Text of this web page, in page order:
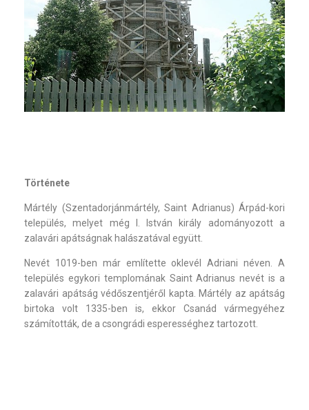
Története
Mártély (Szentadorjánmártély, Saint Adrianus) Árpád-kori
település, melyet még I. István király adományozott a
zalavári apátságnak halászatával együtt.
Nevét 1019-ben már említette oklevél Adriani néven. A
település egykori templomának Saint Adrianus nevét is a
zalavári apátság védőszentjéről kapta. Mártély az apátság
birtoka volt 1335-ben is, ekkor Csanád vármegyéhez
számították, de a csongrádi esperességhez tartozott.